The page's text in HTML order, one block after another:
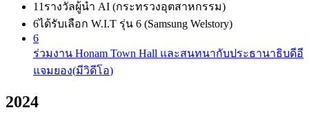
11 รางวัลผู้นำ AI (กระทรวงอุตสาหกรรม)
6ได้รับเลือก W.I.T รุ่น 6 (Samsung Welstory)
6
ร่วมงาน Honam Town Hall และสนทนากับประธานาธิบดีอี
แจมยอง(มีวิดีโอ)
2024